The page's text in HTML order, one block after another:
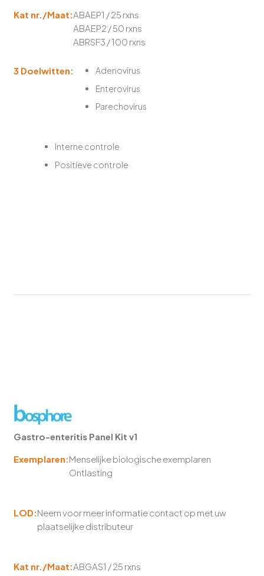
Kat nr./Maat:ABAEP1 / 25 rxns
ABAEP2 / 50 rxns
ABRSF3 / 100 rxns
3 Doelwitten:
Adenovirus
Enterovirus
Parechovirus
Interne controle
Positieve controle
Gastro-enteritis Panel Kit v1
Exemplaren:Menselijke biologische exemplaren
Ontlasting
LOD:Neem voor meer informatie contact op met uw
plaatselijke distributeur
Kat nr./Maat:ABGAS1 / 25 rxns